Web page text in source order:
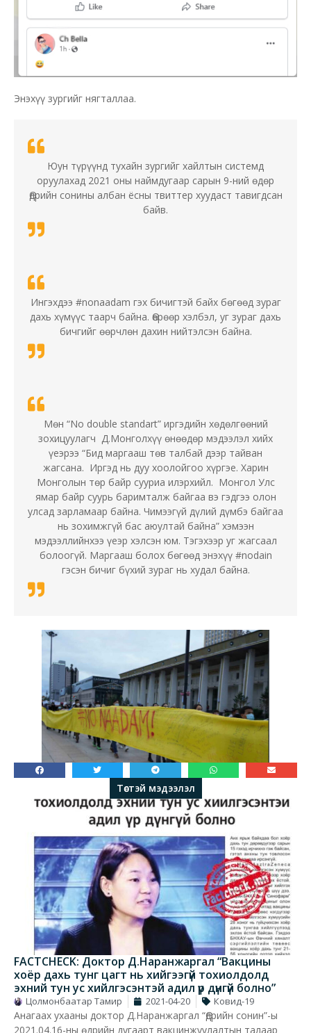
Энэхүү зургийг нягталлаа.
Юун түрүүнд тухайн зургийг хайлтын системд
оруулахад 2021 оны наймдугаар сарын 9-ний өдөр
Өдрийн сонины албан ёсны твиттер хуудаст тавигдсан
байв.
Ингэхдээ #nonaadam гэх бичигтэй байх бөгөөд зураг
дахь хүмүүс таарч байна. Өөрөөр хэлбэл, уг зураг дахь
бичгийг өөрчлөн дахин нийтэлсэн байна.
Мөн “No double standart” иргэдийн хөдөлгөөний
зохицуулагч Д.Монголхүү өнөөдөр мэдээлэл хийх
үеэрээ “Бид маргааш төв талбай дээр тайван
жагсана. Иргэд нь дуу хоолойгоо хүргэе. Харин
Монголын төр байр сууриа илэрхийл. Монгол Улс
ямар байр суурь баримталж байгаа вэ гэдгээ олон
улсад зарламаар байна. Чимээгүй дүлий дүмбэ байгаа
нь зохимжгүй бас аюултай байна” хэмээн
мэдээллийнхээ үеэр хэлсэн юм. Тэгэхээр уг жагсаал
болоогүй. Маргааш болох бөгөөд энэхүү #nodain
гэсэн бичиг бүхий зураг нь худал байна.
Төстэй мэдээлэл
FACTCHECK: Доктор Д.Наранжаргал “Вакцины
хоёр дахь тунг цагт нь хийгээгүй тохиолдолд
эхний тун ус хийлгэсэнтэй адил үр дүнгүй болно”
Цолмонбаатар Тамир 2021-04-20 Ковид-19
Анагаах ухааны доктор Д.Наранжаргал “Өдрийн сонин”-ы
2021.04.16-ны өдрийн дугаарт вакцинжуулалтын талаар